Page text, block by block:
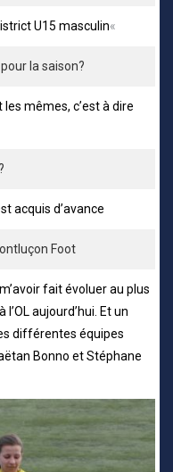
U15 masculin«
la saison?
mêmes, c’est à dire
acquis d’avance
Foot
fait évoluer au plus
aujourd’hui. Et un
différentes équipes
Bonno et Stéphane